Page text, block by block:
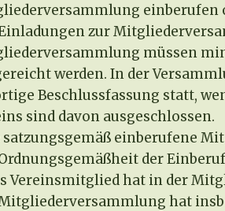
einberufen
zur
müssen
werden. In der
Beschlussfassung statt,
sind davon ausgeschlossen.
satzungsgemäß einberufene
der
Vereinsmitglied hat in der
hat